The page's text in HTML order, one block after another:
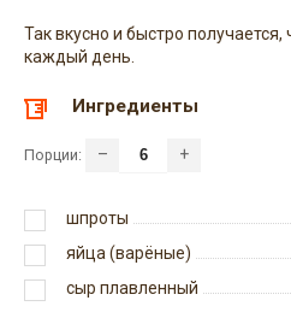
Так вкусно и быстро
каждый день.
Ингредиенты
Порции: – +
шпроты
яйца (варёные)
сыр плавленный